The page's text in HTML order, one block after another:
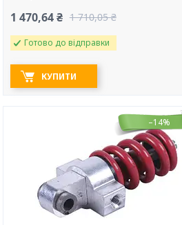
1 470,64 ₴ 1 710,05 ₴
Готово до відправки
КУПИТИ
–14%